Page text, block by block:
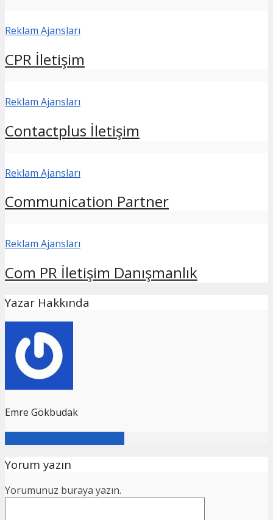
Reklam Ajansları
CPR İletişim
Reklam Ajansları
Contactplus İletişim
Reklam Ajansları
Communication Partner
Reklam Ajansları
Com PR İletişim Danışmanlık
Yazar Hakkında
Emre Gökbudak
Yorum yazın
Yorumunuz buraya yazın.